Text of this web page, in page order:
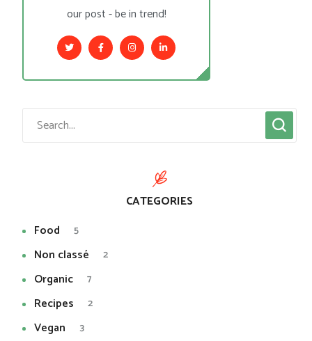
our post - be in trend!
CATEGORIES
Food
5
Non classé 2
Organic 7
Recipes 2
Vegan 3